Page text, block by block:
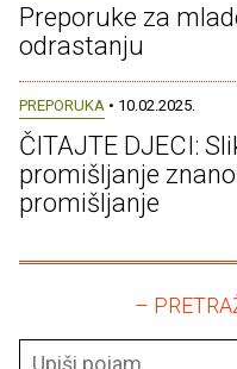
Preporuke za
odrastanju
PREPORUKA • 10.02.2025.
ČITAJTE DJECI:
promišljanje
promišljanje
–